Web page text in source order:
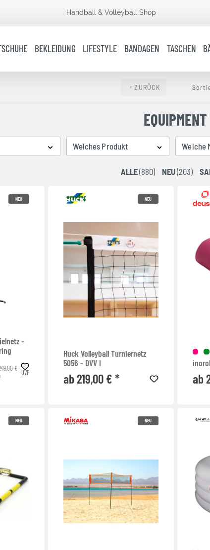
Handball & Volleyball Shop
BEKLEIDUNG LIFESTYLE BANDAGEN TASCHEN
ZURÜCK
EQUIPMENT
Welches Produkt Welche
ALLE(880) NEU(203)
NEU
-
€
UVP
NEU
Huck Volleyball Turniernetz
5056 - DVV I
ab 219,00 € * ab
NEU NEU